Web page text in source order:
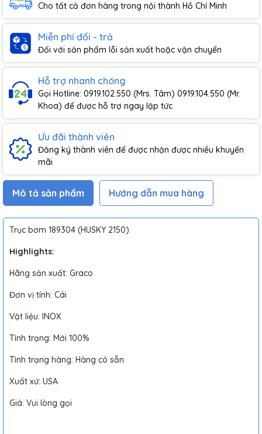
Cho tất cả đơn hàng trong nội thành Hồ Chí Minh
Miễn phí đổi - trả
Đối với sản phẩm lỗi sản xuất hoặc vận chuyển
Hỗ trợ nhanh chóng
Gọi Hotline: 0919.102.550 (Mrs. Tâm) 0919.104.550 (Mr.
Khoa) để được hỗ trợ ngay lập tức
Ưu đãi thành viên
Đăng ký thành viên để được nhận được nhiều khuyến
mãi
Mô tả sản phẩm Hướng dẫn mua hàng
Trục bơm 189304 (HUSKY 2150)
Highlights:
Hãng sản xuất: Graco
Đơn vị tính: Cái
Vật liệu: INOX
Tình trạng: Mới 100%
Tình trạng hàng: Hàng có sẵn
Xuất xứ: USA
Giá: Vui lòng gọi